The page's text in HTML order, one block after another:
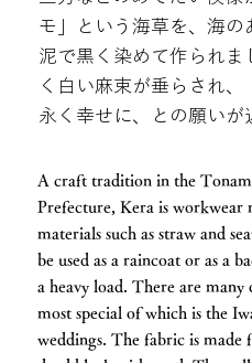
モ」という海草を、海の
泥で黒く染めて作られま
く白い麻束が垂らされ
永く幸せに、との願いが
A craft tradition in the
Prefecture, Kera is workwear
materials such as straw and
be used as a raincoat or as a
a heavy load. There are
most special of which is the
weddings. The fabric is made